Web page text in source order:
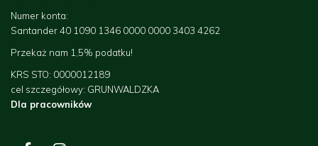
Numer konta:
Santander 40 1090 1346 0000 0000 3403 4262
Przekaż nam 1,5% podatku!
KRS STO: 0000012189
cel szczegółowy: GRUNWALDZKA
Dla pracowników